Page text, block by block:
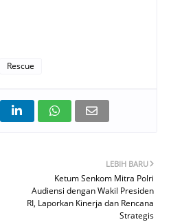
Rescue
LEBIH BARU
Ketum Senkom Mitra Polri
Audiensi dengan Wakil Presiden
RI, Laporkan Kinerja dan Rencana
Strategis